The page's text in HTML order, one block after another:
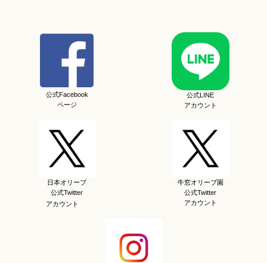
公式Facebook
ページ
公式LINE
アカウント
日本オリーブ
公式Twitter
アカウント
牛窓オリーブ園
公式Twitter
アカウント